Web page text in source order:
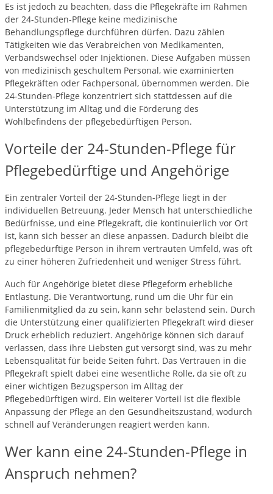
Es ist jedoch zu beachten, dass die Pflegekräfte im Rahmen
der 24-Stunden-Pflege keine medizinische
Behandlungspflege durchführen dürfen. Dazu zählen
Tätigkeiten wie das Verabreichen von Medikamenten,
Verbandswechsel oder Injektionen. Diese Aufgaben müssen
von medizinisch geschultem Personal, wie examinierten
Pflegekräften oder Fachpersonal, übernommen werden. Die
24-Stunden-Pflege konzentriert sich stattdessen auf die
Unterstützung im Alltag und die Förderung des
Wohlbefindens der pflegebedürftigen Person.
Vorteile der 24-Stunden-Pflege für
Pflegebedürftige und Angehörige
Ein zentraler Vorteil der 24-Stunden-Pflege liegt in der
individuellen Betreuung. Jeder Mensch hat unterschiedliche
Bedürfnisse, und eine Pflegekraft, die kontinuierlich vor Ort
ist, kann sich besser an diese anpassen. Dadurch bleibt die
pflegebedürftige Person in ihrem vertrauten Umfeld, was oft
zu einer höheren Zufriedenheit und weniger Stress führt.
Auch für Angehörige bietet diese Pflegeform erhebliche
Entlastung. Die Verantwortung, rund um die Uhr für ein
Familienmitglied da zu sein, kann sehr belastend sein. Durch
die Unterstützung einer qualifizierten Pflegekraft wird dieser
Druck erheblich reduziert. Angehörige können sich darauf
verlassen, dass ihre Liebsten gut versorgt sind, was zu mehr
Lebensqualität für beide Seiten führt. Das Vertrauen in die
Pflegekraft spielt dabei eine wesentliche Rolle, da sie oft zu
einer wichtigen Bezugsperson im Alltag der
Pflegebedürftigen wird. Ein weiterer Vorteil ist die flexible
Anpassung der Pflege an den Gesundheitszustand, wodurch
schnell auf Veränderungen reagiert werden kann.
Wer kann eine 24-Stunden-Pflege in
Anspruch nehmen?